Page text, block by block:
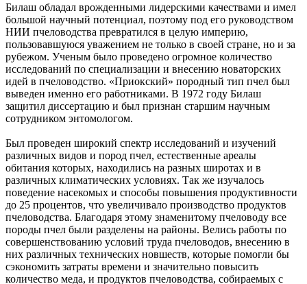
Билаш обладал врожденными лидерскими качествами и имел
большой научный потенциал, поэтому под его руководством
НИИ пчеловодства превратился в целую империю,
пользовавшуюся уважением не только в своей стране, но и за
рубежом. Ученым было проведено огромное количество
исследований по специализации и внесению новаторских
идей в пчеловодство. «Приокский» породный тип пчел был
выведен именно его работниками. В 1972 году Билаш
защитил диссертацию и был признан старшим научным
сотрудником энтомологом.
Был проведен широкий спектр исследований и изучений
различных видов и пород пчел, естественные ареалы
обитания которых, находились на разных широтах и в
различных климатических условиях. Так же изучалось
поведение насекомых и способы повышения продуктивности
до 25 процентов, что увеличивало производство продуктов
пчеловодства. Благодаря этому знаменитому пчеловоду все
породы пчел были разделены на районы. Велись работы по
совершенствованию условий труда пчеловодов, внесению в
них различных технических новшеств, которые помогли бы
сэкономить затраты времени и значительно повысить
количество меда, и продуктов пчеловодства, собираемых с